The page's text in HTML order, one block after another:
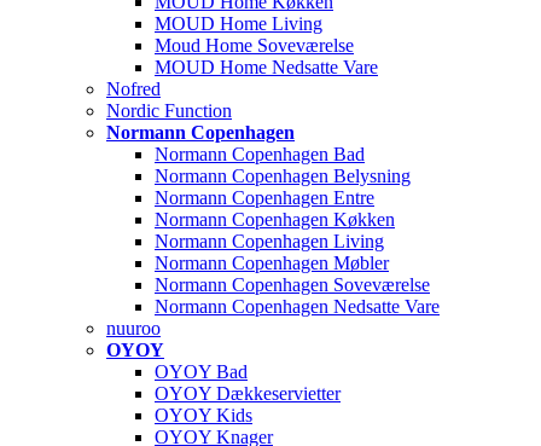
MOUD Home Living
Moud Home Soveværelse
MOUD Home Nedsatte Vare
Nofred
Nordic Function
Normann Copenhagen
Normann Copenhagen Bad
Normann Copenhagen Belysning
Normann Copenhagen Entre
Normann Copenhagen Køkken
Normann Copenhagen Living
Normann Copenhagen Møbler
Normann Copenhagen Soveværelse
Normann Copenhagen Nedsatte Vare
nuuroo
OYOY
OYOY Bad
OYOY Dækkeservietter
OYOY Kids
OYOY Knager